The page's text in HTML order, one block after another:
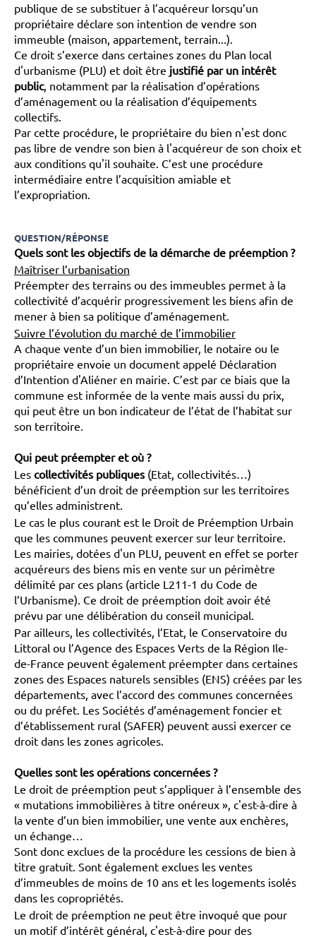
publique de se substituer à l’acquéreur lorsqu’un
propriétaire déclare son intention de vendre son
immeuble (maison, appartement, terrain...).
Ce droit s’exerce dans certaines zones du Plan local
d'urbanisme (PLU) et doit être justifié par un intérêt
public, notamment par la réalisation d’opérations
d’aménagement ou la réalisation d’équipements
collectifs.
Par cette procédure, le propriétaire du bien n'est donc
pas libre de vendre son bien à l'acquéreur de son choix et
aux conditions qu'il souhaite. C’est une procédure
intermédiaire entre l’acquisition amiable et
l’expropriation.
QUESTION/RÉPONSE
Quels sont les objectifs de la démarche de préemption ?
Maîtriser l’urbanisation
Préempter des terrains ou des immeubles permet à la
collectivité d’acquérir progressivement les biens afin de
mener à bien sa politique d’aménagement.
Suivre l’évolution du marché de l’immobilier
A chaque vente d’un bien immobilier, le notaire ou le
propriétaire envoie un document appelé Déclaration
d’Intention d'Aliéner en mairie. C’est par ce biais que la
commune est informée de la vente mais aussi du prix,
qui peut être un bon indicateur de l’état de l’habitat sur
son territoire.
Qui peut préempter et où ?
Les collectivités publiques(֤Etat, collectivités…)
bénéficient d’un droit de préemption sur les territoires
qu’elles administrent.
Le cas le plus courant est le Droit de Préemption Urbain
que les communes peuvent exercer sur leur territoire.
Les mairies, dotées d'un PLU, peuvent en effet se porter
acquéreurs des biens mis en vente sur un périmètre
délimité par ces plans (article L211-1 du Code de
l’Urbanisme). Ce droit de préemption doit avoir été
prévu par une délibération du conseil municipal.
Par ailleurs, les collectivités, l’Etat, le Conservatoire du
Littoral ou l’Agence des Espaces Verts de la Région Ile-
de-France peuvent également préempter dans certaines
zones des Espaces naturels sensibles (ENS) créées par les
départements, avec l’accord des communes concernées
ou du préfet. Les Sociétés d’aménagement foncier et
d’établissement rural (SAFER) peuvent aussi exercer ce
droit dans les zones agricoles.
Quelles sont les opérations concernées ?
Le droit de préemption peut s’appliquer à l’ensemble des
« mutations immobilières à titre onéreux », c'est-à-dire à
la vente d’un bien immobilier, une vente aux enchères,
un échange…
Sont donc exclues de la procédure les cessions de bien à
titre gratuit. Sont également exclues les ventes
d’immeubles de moins de 10 ans et les logements isolés
dans les copropriétés.
Le droit de préemption ne peut être invoqué que pour
un motif d’intérêt général, c'est-à-dire pour des